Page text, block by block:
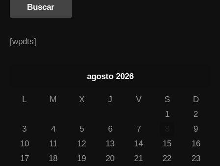
[wpdts]
agosto 2026
L M X J V S
D
1
2
3
4 5 6 7
9
10
11 12 13 14 15
16
17
18 19 20 21 22
23